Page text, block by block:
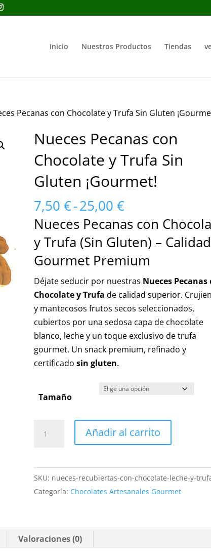
Inicio Nuestros Productos Tiendas
Pecanas con Chocolate y Trufa Sin Gluten
Nueces Pecanas con
Chocolate y Trufa Sin
Gluten ¡Gourmet!
7,50€-25,00€Rango
de
precios:
desde
7,50 €
hasta
25,00 €
Nueces Pecanas con
y Trufa (Sin Gluten) – Calidad
Gourmet Premium
Déjate seducir por nuestras Nueces Pecanas
Chocolate y Trufa de calidad superior.
y mantecosos frutos secos seleccionados,
cubiertos por una sedosa capa de chocolate
blanco, leche y un toque exclusivo de trufa
gourmet. Un snack premium, refinado y
certificadosin gluten.
Tamaño
Pecanas
Chocolate
y
Trufa
¡Gourmet!
cantidad
Añadir al carrito
SKU: nueces-recubiertas-con-chocolate-leche-y-
Categoría: Chocolates Artesanales Gourmet
Valoraciones (0)